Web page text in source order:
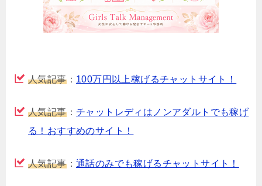
人気記事： 100万円以上稼げるチャットサイト！
人気記事：チャットレディはノンアダルトでも稼げ
る！おすすめのサイト！
人気記事：通話のみでも稼げるチャットサイト！